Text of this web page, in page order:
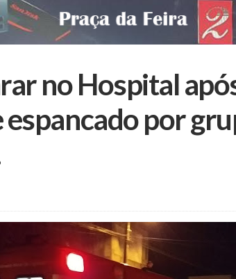
no Hospital
espancado por